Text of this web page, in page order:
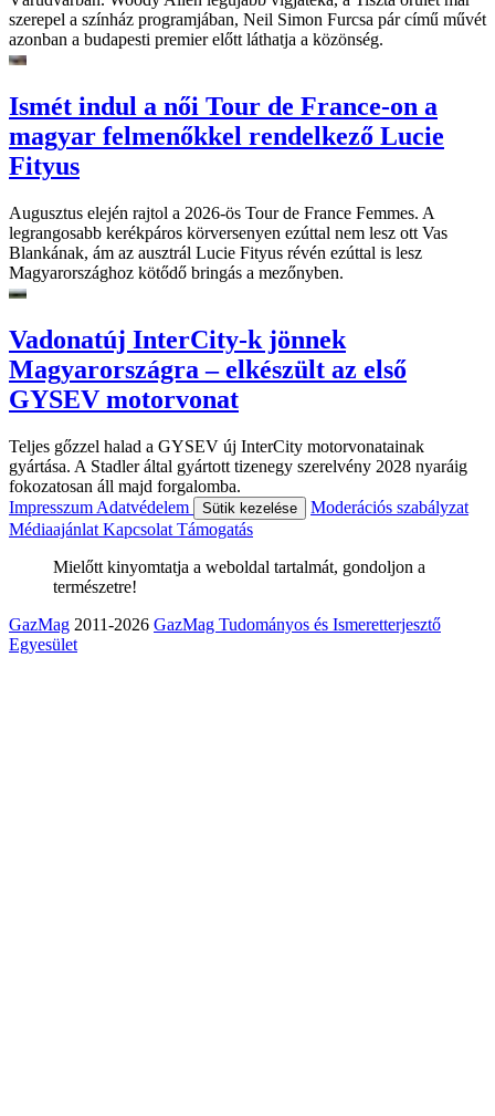
szerepel a színház programjában, Neil Simon Furcsa pár című művét
azonban a budapesti premier előtt láthatja a közönség.
Ismét indul a női Tour de France-on a
magyar felmenőkkel rendelkező Lucie
Fityus
Augusztus elején rajtol a 2026-ös Tour de France Femmes. A
legrangosabb kerékpáros körversenyen ezúttal nem lesz ott Vas
Blankának, ám az ausztrál Lucie Fityus révén ezúttal is lesz
Magyarországhoz kötődő bringás a mezőnyben.
Vadonatúj InterCity-k jönnek
Magyarországra – elkészült az első
GYSEV motorvonat
Teljes gőzzel halad a GYSEV új InterCity motorvonatainak
gyártása. A Stadler által gyártott tizenegy szerelvény 2028 nyaráig
fokozatosan áll majd forgalomba.
Impresszum Adatvédelem Sütik kezelése
Moderációs szabályzat
Médiaajánlat Kapcsolat Támogatás
Mielőtt kinyomtatja a weboldal tartalmát, gondoljon a
természetre!
GazMag 2011-2026 GazMag Tudományos és Ismeretterjesztő
Egyesület